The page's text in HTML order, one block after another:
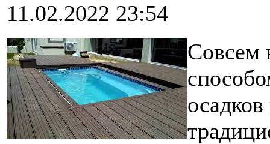
11.02.2022 23:54
Совсем